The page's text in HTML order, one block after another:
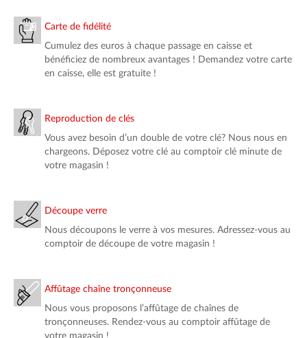
Carte de fidélité
Cumulez des euros à chaque passage en caisse et
bénéficiez de nombreux avantages ! Demandez votre carte
en caisse, elle est gratuite !
Reproduction de clés
Vous avez besoin d’un double de votre clé? Nous nous en
chargeons. Déposez votre clé au comptoir clé minute de
votre magasin !
Découpe verre
Nous découpons le verre à vos mesures. Adressez-vous au
comptoir de découpe de votre magasin !
Affûtage chaîne tronçonneuse
Nous vous proposons l’affûtage de chaînes de
tronçonneuses. Rendez-vous au comptoir affûtage de